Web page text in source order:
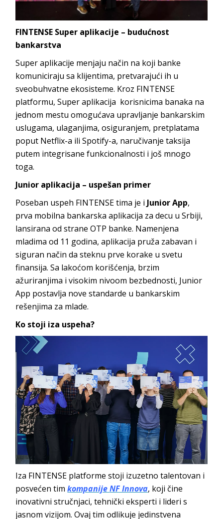
FINTENSE Super aplikacije – budućnost
bankarstva
Super aplikacije menjaju način na koji banke
komuniciraju sa klijentima, pretvarajući ih u
sveobuhvatne ekosisteme. Kroz FINTENSE
platformu, Super aplikacija korisnicima banaka na
jednom mestu omogućava upravljanje bankarskim
uslugama, ulaganjima, osiguranjem, pretplatama
poput Netflix-a ili Spotify-a, naručivanje taksija
putem integrisane funkcionalnosti i još mnogo
toga.
Junior aplikacija – uspešan primer
Poseban uspeh FINTENSE tima je i Junior App,
prva mobilna bankarska aplikacija za decu u Srbiji,
lansirana od strane OTP banke. Namenjena
mladima od 11 godina, aplikacija pruža zabavan i
siguran način da steknu prve korake u svetu
finansija. Sa lakoćom korišćenja, brzim
ažuriranjima i visokim nivoom bezbednosti, Junior
App postavlja nove standarde u bankarskim
rešenjima za mlade.
Ko stoji iza uspeha?
Iza FINTENSE platforme stoji izuzetno talentovan i
posvećen timkompanijeNF Innova, koji čine
inovativni stručnjaci, tehnički eksperti i lideri s
jasnom vizijom. Ovaj tim odlikuje jedinstvena